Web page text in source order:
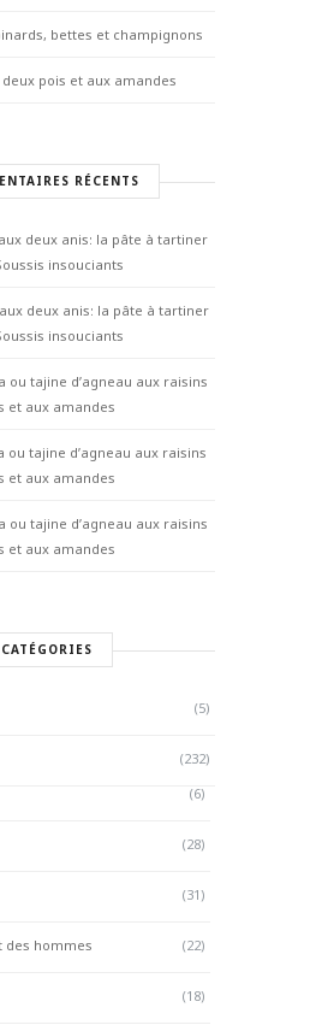
bettes et champignons
pois et aux amandes
RÉCENTS
deux anis: la pâte à tartiner
insouciants
deux anis: la pâte à tartiner
insouciants
ou tajine d’agneau aux raisins
et aux amandes
ou tajine d’agneau aux raisins
et aux amandes
ou tajine d’agneau aux raisins
et aux amandes
CATÉGORIES
(5)
(232)
(6)
(28)
(31)
des hommes (22)
(18)